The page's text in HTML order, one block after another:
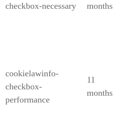
checkbox-necessary
months
cookielawinfo-
checkbox-
performance
11
months